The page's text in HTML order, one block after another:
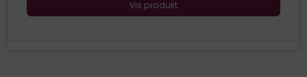
Vis produkt